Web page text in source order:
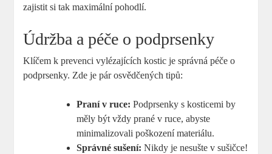
zajistit si tak maximální pohodlí.
Údržba a péče o podprsenky
Klíčem k prevenci vylézajících kostic je správná péče o
podprsenky. Zde je pár osvědčených tipů:
Praní v ruce: Podprsenky s kosticemi by
měly být vždy prané v ruce, abyste
minimalizovali poškození materiálu.
Správné sušení: Nikdy je nesušte v sušičce!